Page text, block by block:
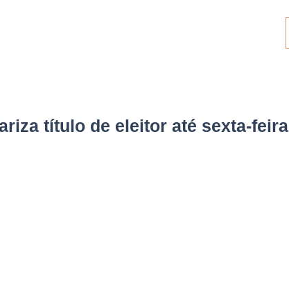
título de eleitor até sexta-feira